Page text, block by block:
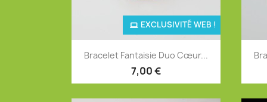
Aperçu rapide
Bracelet Fantaisie Duo Cœur...
7,00 €
EXCLUSIVITÉ WEB !